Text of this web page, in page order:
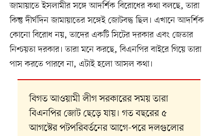
জামায়াতে ইসলামীর সঙ্গে আদর্শিক বিরোধের কথা বলছে, তারা
কিন্তু দীর্ঘদিন জামায়াতের সঙ্গেই জোটবদ্ধ ছিল। এখানে আদর্শিক
কোনো বিরোধ নয়, তাদের একটি সিটের দরকার এবং জেতার
নিশ্চয়তা দরকার। তারা মনে করছে, বিএনপির বাইরে গিয়ে তারা
পাস করতে পারবে না, এটাই হলো আসল কথা।
বিগত আওয়ামী লীগ সরকারের সময় তারা
বিএনপির জোট ছেড়ে যায়। গত বছরের ৫
আগস্টের পটপরিবর্তনের আগে-পরে দলগুলোর